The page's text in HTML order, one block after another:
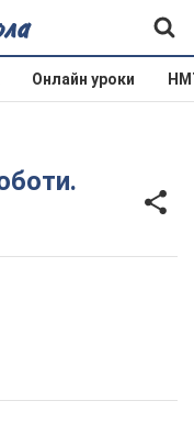
Онлайн уроки